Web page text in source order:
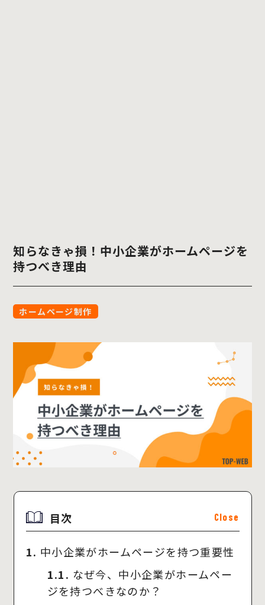
知らなきゃ損！中小企業がホームページを
持つべき理由
ホームページ制作
目次 Close
1. 中小企業がホームページを持つ重要性
1.1. なぜ今、中小企業がホームペー
ジを持つべきなのか？